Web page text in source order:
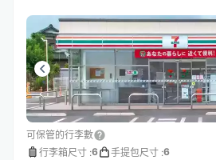
可保管的行李數
行李箱尺寸 :6 手提包尺寸 :6